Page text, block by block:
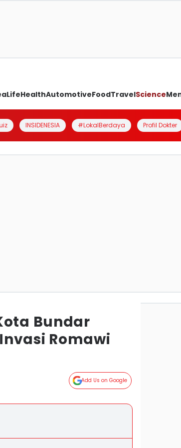
LifeHealthAutomotiveFoodTravelScience
INSIDENESIA #LokalBerdaya Profil Dokter
Bundar
Romawi
Add Us on Google